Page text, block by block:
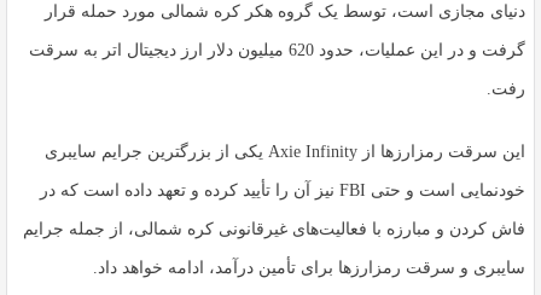
دنیای مجازی است، توسط یک گروه هکر کره شمالی مورد حمله قرار
گرفت و در این عملیات، حدود 620 میلیون دلار ارز دیجیتال اتر به سرقت
رفت.
این سرقت رمزارزها از Axie Infinity یکی از بزرگترین جرایم سایبری
خودنمایی است و حتی FBI نیز آن را تأیید کرده و تعهد داده است که در
فاش کردن و مبارزه با فعالیت‌های غیرقانونی کره شمالی، از جمله جرایم
سایبری و سرقت رمزارزها برای تأمین درآمد، ادامه خواهد داد.